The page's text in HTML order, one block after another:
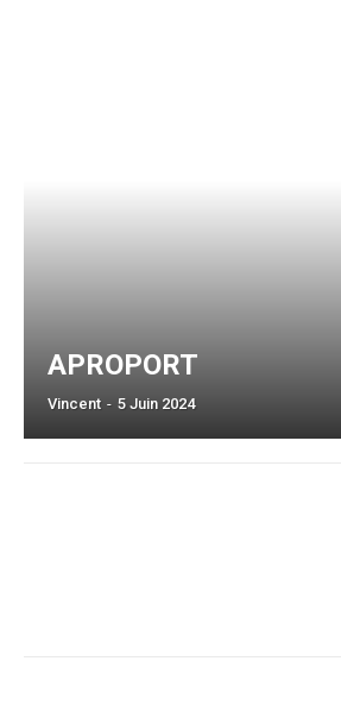
APROPORT
Vincent - 5 Juin 2024